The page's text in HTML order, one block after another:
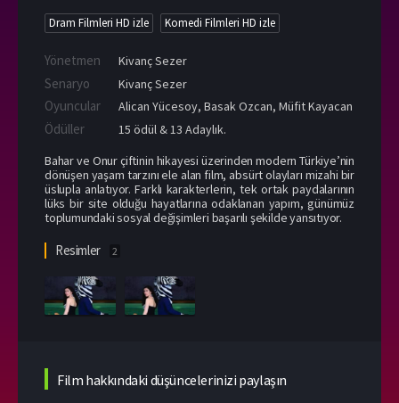
Dram Filmleri HD izle Komedi Filmleri HD izle
Yönetmen Kivanç Sezer
Senaryo Kivanç Sezer
Oyuncular Alican Yücesoy, Basak Ozcan, Müfit Kayacan
Ödüller
15 ödül & 13 Adaylık.
Bahar ve Onur çiftinin hikayesi üzerinden modern Türkiye’nin
dönüşen yaşam tarzını ele alan film, absürt olayları mizahi bir
üslupla anlatıyor. Farklı karakterlerin, tek ortak paydalarının
lüks bir site olduğu hayatlarına odaklanan yapım, günümüz
toplumundaki sosyal değişimleri başarılı şekilde yansıtıyor.
Resimler 2
Film hakkındaki düşüncelerinizi paylaşın